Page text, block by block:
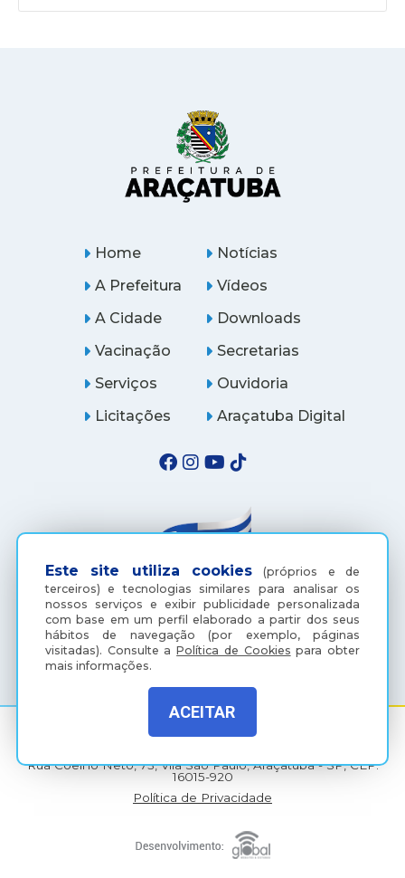
Este site utiliza cookies (próprios e de
terceiros) e tecnologias similares para analisar os
nossos serviços e exibir publicidade personalizada
com base em um perfil elaborado a partir dos seus
hábitos de navegação (por exemplo, páginas
visitadas). Consulte aPolítica de Cookies para obter
mais informações.
ACEITAR
Home
A Prefeitura
A Cidade
Notícias
Vídeos
Downloads
Vacinação
Serviços
Licitações
Secretarias
Ouvidoria
Araçatuba Digital
(18) 3607-6500
Rua Coelho Neto, 73, Vila São Paulo, Araçatuba - SP, CEP:
16015-920
Política de Privacidade